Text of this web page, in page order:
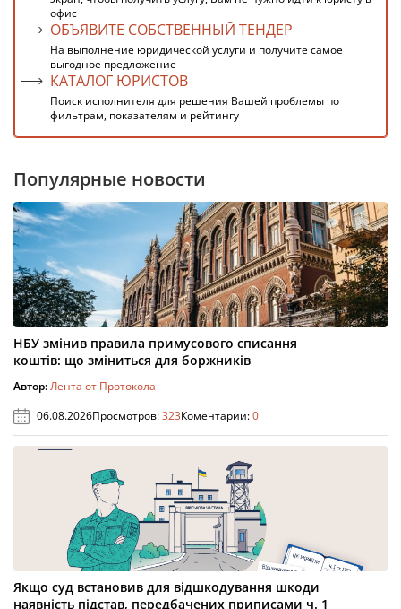
офис
ОБЪЯВИТЕ СОБСТВЕННЫЙ ТЕНДЕР
На выполнение юридической услуги и получите самое
выгодное предложение
КАТАЛОГ ЮРИСТОВ
Поиск исполнителя для решения Вашей проблемы по
фильтрам, показателям и рейтингу
Популярные новости
НБУ змінив правила примусового списання
коштів: що зміниться для боржників
Автор:Лента от Протокола
06.08.2026Просмотров:323Коментарии:0
Якщо суд встановив для відшкодування шкоди
наявність підстав, передбачених приписами ч. 1